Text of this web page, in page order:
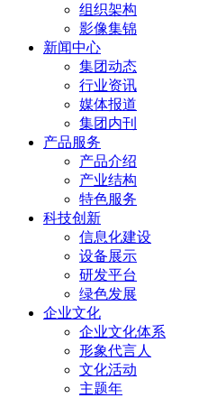
组织架构
影像集锦
新闻中心
集团动态
行业资讯
媒体报道
集团内刊
产品服务
产品介绍
产业结构
特色服务
科技创新
信息化建设
设备展示
研发平台
绿色发展
企业文化
企业文化体系
形象代言人
文化活动
主题年